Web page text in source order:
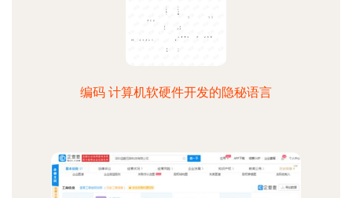
编码 计算机软硬件开发的隐秘语言